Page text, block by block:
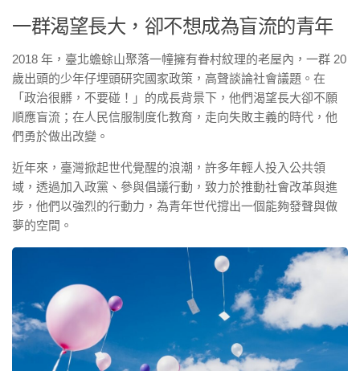
一群渴望長大，卻不想成為盲流的青年
2018 年，臺北蟾蜍山聚落一幢擁有眷村紋理的老屋內，一群 20
歲出頭的少年仔埋頭研究國家政策，高聲談論社會議題。在
「政治很髒，不要碰！」的成長背景下，他們渴望長大卻不願
順應盲流；在人民信服制度化教育，走向失敗主義的時代，他
們勇於做出改變。
近年來，臺灣掀起世代覺醒的浪潮，許多年輕人投入公共領
域，透過加入政黨、參與倡議行動，致力於推動社會改革與進
步，他們以強烈的行動力，為青年世代撐出一個能夠發聲與做
夢的空間。